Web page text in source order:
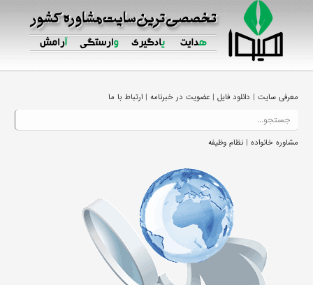
معرفی سایت| دانلود فایل| عضویت در خبرنامه| ارتباط با ما
مشاوره خانواده| نظام وظیفه